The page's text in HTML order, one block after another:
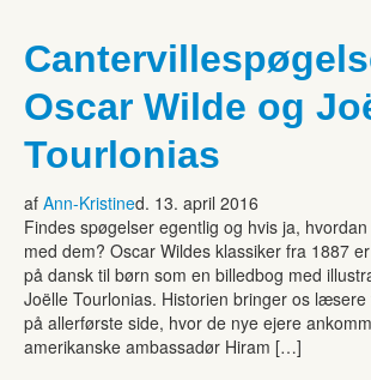
Oscar Wilde og
Tourlonias
af Ann-Kristined. 13. april 2016
Findes spøgelser egentlig og hvis ja,
med dem? Oscar Wildes klassiker fra 1887
på dansk til børn som en billedbog med
Joëlle Tourlonias. Historien bringer os læsere
på allerførste side, hvor de nye ejere
amerikanske ambassadør Hiram […]